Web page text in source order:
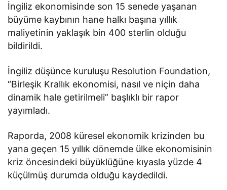
İngiliz ekonomisinde son 15 senede yaşanan
büyüme kaybının hane halkı başına yıllık
maliyetinin yaklaşık bin 400 sterlin olduğu
bildirildi.
İngiliz düşünce kuruluşu Resolution Foundation,
“Birleşik Krallık ekonomisi, nasıl ve niçin daha
dinamik hale getirilmeli” başlıklı bir rapor
yayımladı.
Raporda, 2008 küresel ekonomik krizinden bu
yana geçen 15 yıllık dönemde ülke ekonomisinin
kriz öncesindeki büyüklüğüne kıyasla yüzde 4
küçülmüş durumda olduğu kaydedildi.